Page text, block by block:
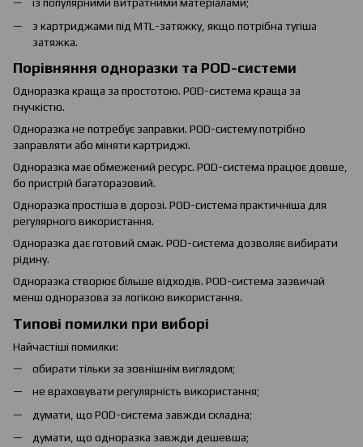
із популярними витратними матеріалами;
з картриджами під MTL-затяжку, якщо потрібна тугіша
затяжка.
Порівняння одноразки та POD-системи
Одноразка краща за простотою. POD-система краща за
гнучкістю.
Одноразка не потребує заправки. POD-систему потрібно
заправляти або міняти картриджі.
Одноразка має обмежений ресурс. POD-система працює довше,
бо пристрій багаторазовий.
Одноразка простіша в дорозі. POD-система практичніша для
регулярного використання.
Одноразка дає готовий смак. POD-система дозволяє вибирати
рідину.
Одноразка створює більше відходів. POD-система зазвичай
менш одноразова за логікою використання.
Типові помилки при виборі
Найчастіші помилки:
обирати тільки за зовнішнім виглядом;
не враховувати регулярність використання;
думати, що POD-система завжди складна;
думати, що одноразка завжди дешевша;